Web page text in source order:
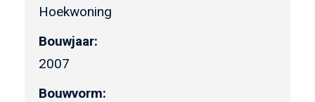
Hoekwoning
Bouwjaar:
2007
Bouwvorm: